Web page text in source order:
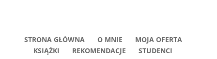
STRONA GŁÓWNA O MNIE
MOJA OFERTA
KSIĄŻKI
REKOMENDACJE
STUDENCI